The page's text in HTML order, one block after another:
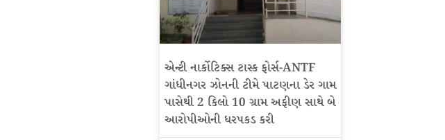
એન્ટી નાર્કોટિક્સ ટાસ્ક ફોર્સ-ANTF
ગાંધીનગર ઝોનની ટીમે પાટણના ડેર ગામ
પાસેથી 2 કિલો 10 ગ્રામ અફીણ સાથે બે
આરોપીઓની ધરપકડ કરી